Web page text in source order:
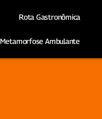
Rota Gastronômica
Metamorfose Ambulante